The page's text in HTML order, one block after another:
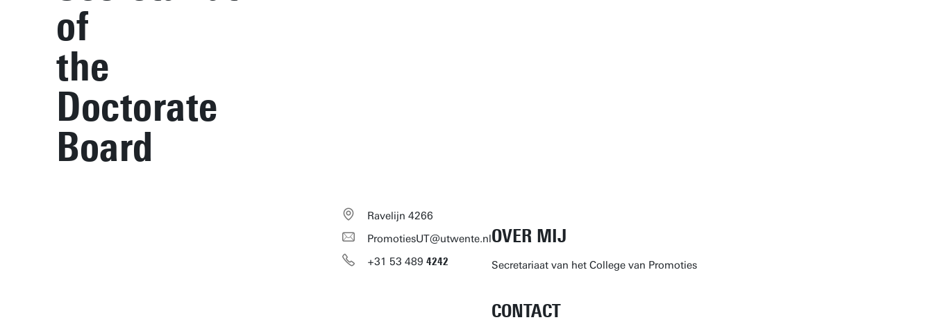
of
the
Doctorate
Board
Ravelijn 4266
PromotiesUT@utwente.nl
+31 53 489 4242
OVER MIJ
Secretariaat van het College van Promoties
CONTACT